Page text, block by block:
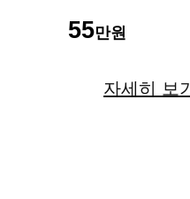
55만원
자세히 보기